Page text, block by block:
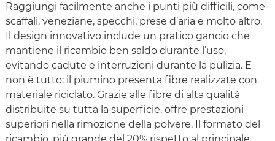
Raggiungi facilmente anche i punti più difficili, come
scaffali, veneziane, specchi, prese d’aria e molto altro.
Il design innovativo include un pratico gancio che
mantiene il ricambio ben saldo durante l’uso,
evitando cadute e interruzioni durante la pulizia. E
non è tutto: il piumino presenta fibre realizzate con
materiale riciclato. Grazie alle fibre di alta qualità
distribuite su tutta la superficie, offre prestazioni
superiori nella rimozione della polvere. Il formato del